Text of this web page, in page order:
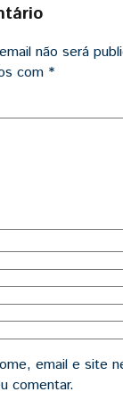
não será
com *
email e site
comentar.